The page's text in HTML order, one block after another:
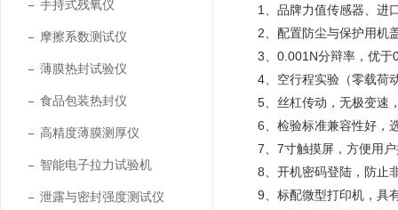
手持式残氧仪
摩擦系数测试仪
薄膜热封试验仪
食品包装热封仪
高精度薄膜测厚仪
智能电子拉力试验机
泄露与密封强度测试仪
1、品牌力值传感器、进
2、配置防尘与保护用机
3、0.001N分辩率，优于
4、空行程实验（零载荷
5、丝杠传动，无极变速
6、检验标准兼容性好，
7、7寸触摸屏，方便用
8、开机密码登陆，防止
9、标配微型打印机，具